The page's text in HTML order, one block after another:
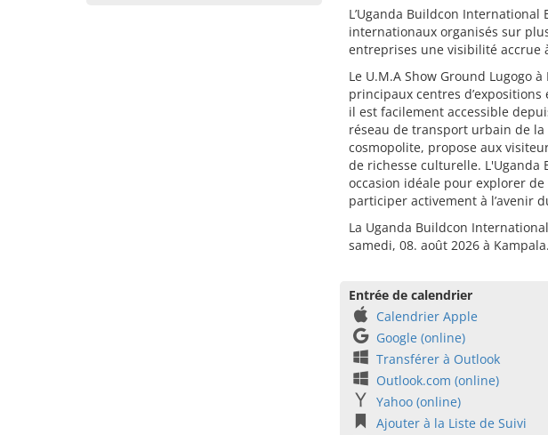
L’Uganda Buildcon International
internationaux organisés sur
entreprises une visibilité accrue
Le U.M.A Show Ground Lugogo
principaux centres
il est facilement accessible
réseau de transport urbain de
cosmopolite, propose aux
de richesse culturelle.
occasion idéale pour explorer
participer activement à l’avenir
La Uganda Buildcon
samedi, 08. août 2026 à Kampala.
Entrée de calendrier
Calendrier Apple
Google (online)
Transférer à Outlook
Outlook.com (online)
Yahoo (online)
Ajouter à la Liste de Suivi